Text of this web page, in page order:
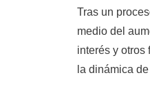
Tras un
medio del
interés y otros
la dinámica